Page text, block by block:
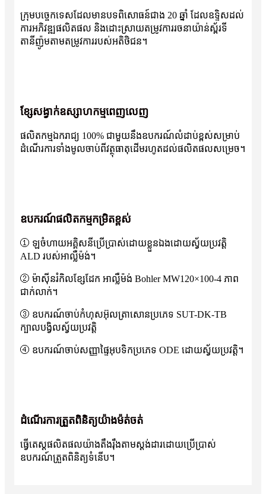
ក្រុមបច្ចេកទេសដែលមានបទពិសោធន៍ជាង 20 ឆ្នាំ ដែលឧទ្ទិសដល់
ការអភិវឌ្ឍផលិតផល និងដោះស្រាយតម្រូវការរចនាយ៉ាន់ស្ព័រទី
តានីញ៉ូមតាមតម្រូវការរបស់អតិថិជន។
ខ្សែសង្វាក់ឧស្សាហកម្មពេញលេញ
ផលិតកម្មឯករាជ្យ 100% ជាមួយនឹងឧបករណ៍លំដាប់ខ្ពស់សម្រាប់
ដំណើរការទាំងមូលចាប់ពីវត្ថុធាតុដើមរហូតដល់ផលិតផលសម្រេច។
ឧបករណ៍ផលិតកម្មកម្រិតខ្ពស់
① ឡចំហាយអគ្គិសនីប្រើប្រាស់ដោយខ្លួនឯងដោយស្វ័យប្រវត្តិ
ALD របស់អាល្លឺម៉ង់។
② ម៉ាស៊ីនរំកិលខ្សែដែក អាល្លឺម៉ង់ Bohler MW120×100-4 ភាព
ជាក់លាក់។
③ ឧបករណ៍ចាប់កំហុសអ៊ុលត្រាសោនប្រភេទ SUT-DK-TB
ក្បាលបង្វិលស្វ័យប្រវត្តិ
④ ឧបករណ៍ចាប់សញ្ញាផ្ទៃអុបទិកប្រភេទ ODE ដោយស្វ័យប្រវត្តិ។
ដំណើរការត្រួតពិនិត្យយ៉ាងម៉ត់ចត់
ធ្វើតេស្តផលិតផលយ៉ាងតឹងរ៉ឹងតាមស្តង់ដារដោយប្រើប្រាស់
ឧបករណ៍ត្រួតពិនិត្យទំនើប។